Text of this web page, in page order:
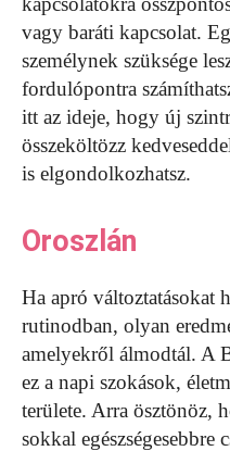
vagy baráti kapcsolat.
személynek szüksége
fordulópontra
itt az ideje, hogy új
összeköltözz
is elgondolkozhatsz.
Oroszlán
Ha apró változtatásokat
rutinodban, olyan
amelyekről álmodtál. A
ez a napi szokások,
területe. Arra ösztönöz,
sokkal egészségesebbre